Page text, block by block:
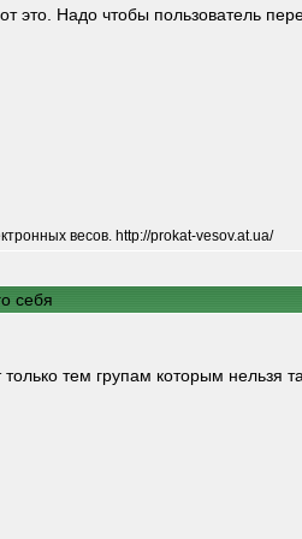
это. Надо чтобы пользователь
весов. http://prokat-vesov.at.ua/
себя
тем групам которым нельзя